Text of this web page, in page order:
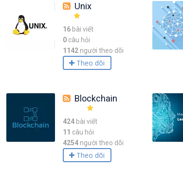
Unix
16bài viết
0câu hỏi
1142 người theo dõi
Theo dõi
Blockchain
424bài viết
11 câu hỏi
4254 người theo dõi
Theo dõi